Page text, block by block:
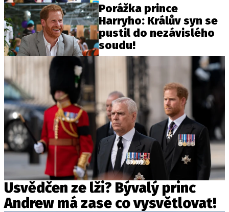
Porážka prince
Harryho: Králův syn se
pustil do nezávislého
soudu!
Usvědčen ze lži? Bývalý princ
Andrew má zase co vysvětlovat!